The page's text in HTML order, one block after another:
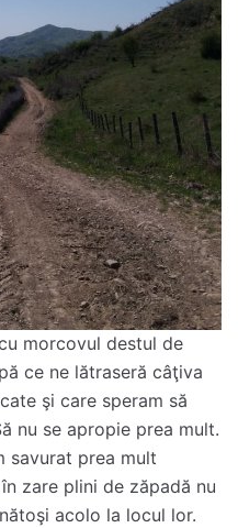
morcovul destul de
ce ne lătraseră câţiva
şi care speram să
nu se apropie prea mult.
savurat prea mult
zare plini de zăpadă nu
acolo la locul lor.